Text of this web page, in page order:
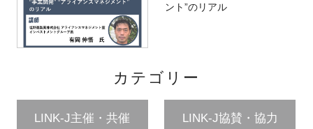
ント”のリアル
カテゴリー
LINK-J主催・共催 LINK-J協賛・協力